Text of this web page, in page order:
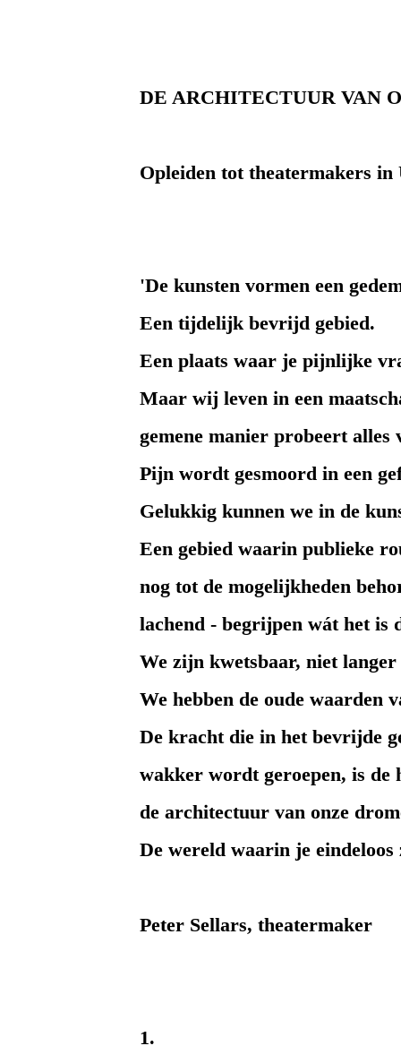
DE ARCHITECTUUR VAN
Opleiden tot theatermakers in
'De kunsten vormen een
Een tijdelijk bevrijd gebied.
Een plaats waar je pijnlijke
Maar wij leven in een
gemene manier probeert
Pijn wordt gesmoord in een
Gelukkig kunnen we in de
Een gebied waarin publieke
nog tot de mogelijkheden
lachend - begrijpen wát het is
We zijn kwetsbaar, niet
We hebben de oude waarden
De kracht die in het bevrijde
wakker wordt geroepen, is de
de architectuur van onze
De wereld waarin je
Peter Sellars, theatermaker
1.